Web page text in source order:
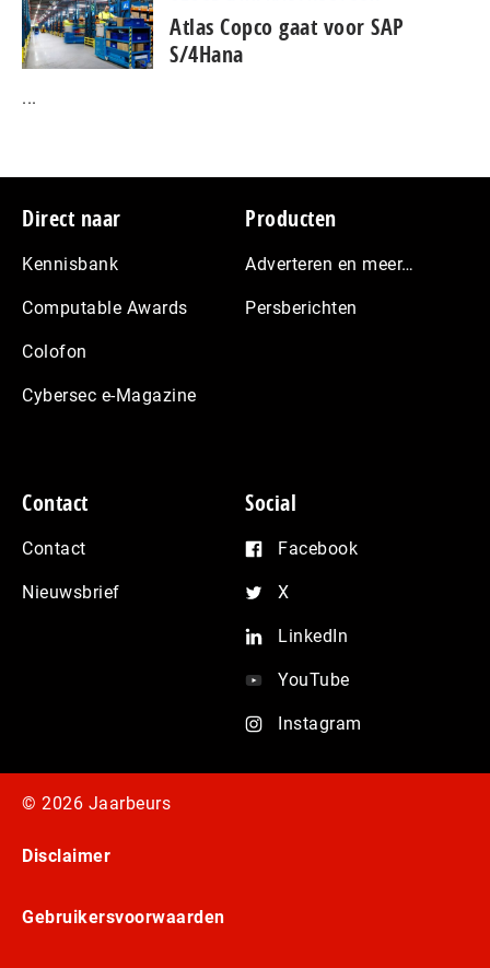
Atlas Copco gaat voor SAP
S/4Hana
...
Footer
Direct naar
Kennisbank
Computable Awards
Colofon
Cybersec e-Magazine
Producten
Adverteren en meer…
Persberichten
Contact
Contact
Nieuwsbrief
Social
Facebook
X
LinkedIn
YouTube
Instagram
© 2026 Jaarbeurs
Disclaimer
Gebruikersvoorwaarden